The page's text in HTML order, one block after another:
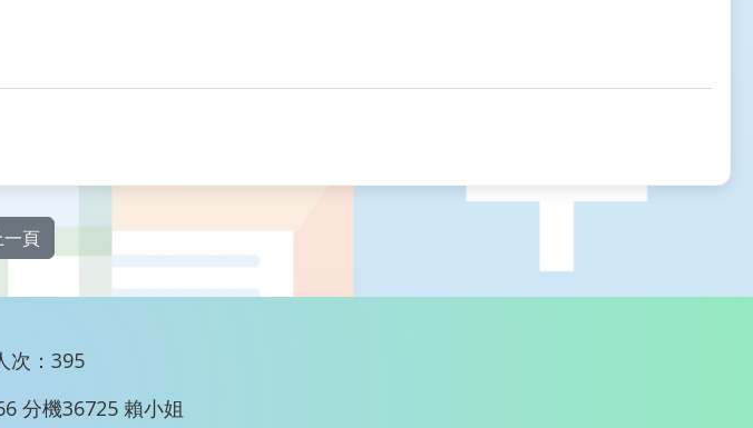
一頁
次：395
分機36725 賴小姐